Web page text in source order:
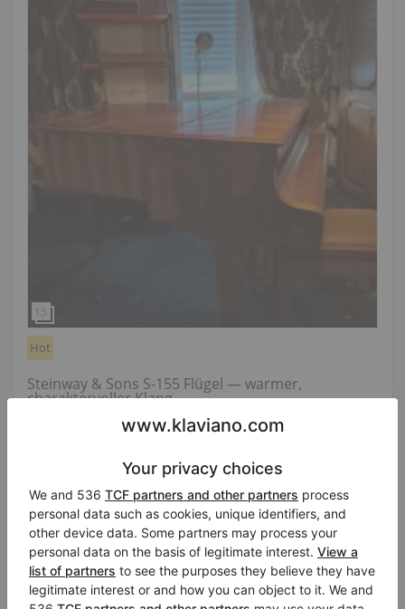
$34,634.72
Raty od:
Hot
Steinway & Sons S-155 Flügel — warmer,
charaktervoller Klang
Länge:5′1″
Antwerpen
Privatverkäufer